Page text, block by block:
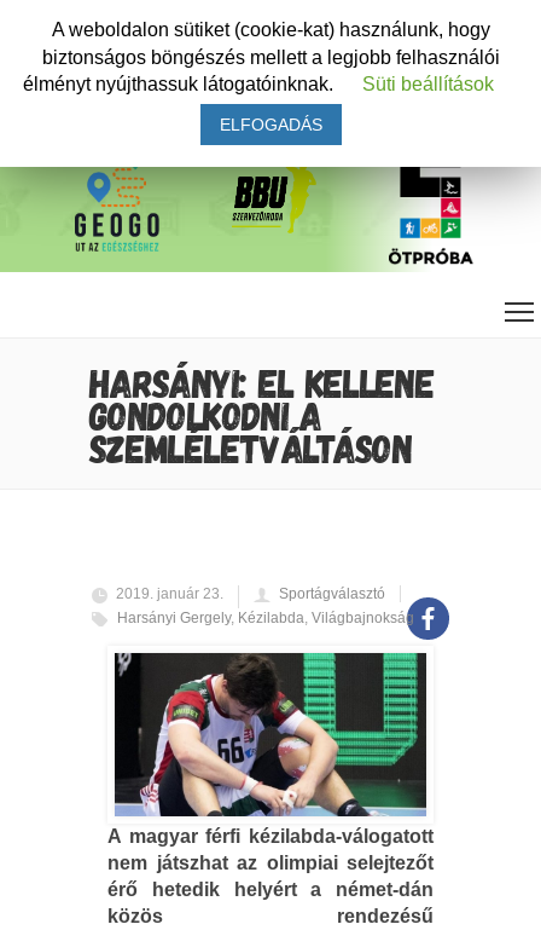
HARSÁNYI: EL KELLENE
GONDOLKODNI A
SZEMLÉLETVÁLTÁSON
2019. január 23.
Sportágválasztó
Harsányi Gergely, Kézilabda, Világbajnokság
A magyar férfi kézilabda-válogatott
nem játszhat az olimpiai selejtezőt
érő hetedik helyért a német-dán
közös rendezésű
A weboldalon sütiket (cookie-kat) használunk, hogy
biztonságos böngészés mellett a legjobb felhasználói
élményt nyújthassuk látogatóinknak.
Süti beállítások
ELFOGADÁS